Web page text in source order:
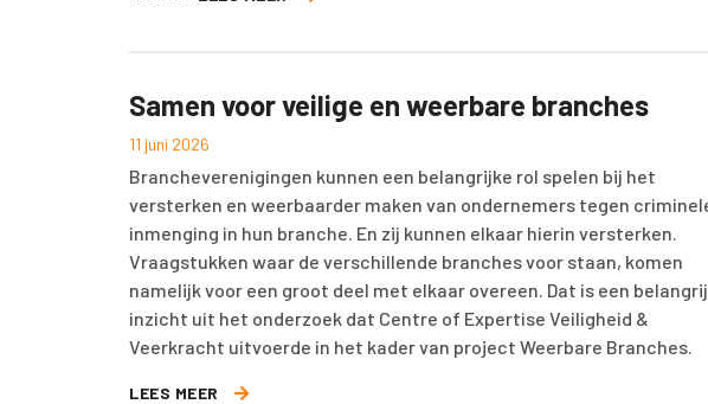
Samen voor veilige en weerbare branches
11 juni 2026
Brancheverenigingen kunnen een belangrijke rol spelen bij het
versterken en weerbaarder maken van ondernemers tegen
inmenging in hun branche. En zij kunnen elkaar hierin versterken.
Vraagstukken waar de verschillende branches voor staan, komen
namelijk voor een groot deel met elkaar overeen. Dat is een
inzicht uit het onderzoek dat Centre of Expertise Veiligheid &
Veerkracht uitvoerde in het kader van project Weerbare Branches.
LEES MEER